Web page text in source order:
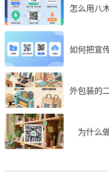
怎么用八
如何把宣
外包装的
为什么